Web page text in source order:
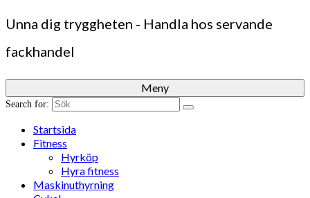
Unna dig tryggheten - Handla hos servande
fackhandel
Meny
Search for:
Startsida
Fitness
Hyrköp
Hyra fitness
Maskinuthyrning